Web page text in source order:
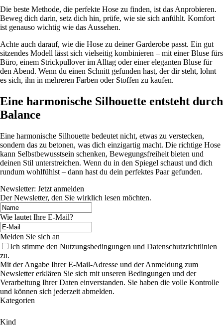
Die beste Methode, die perfekte Hose zu finden, ist das Anprobieren.
Beweg dich darin, setz dich hin, prüfe, wie sie sich anfühlt. Komfort
ist genauso wichtig wie das Aussehen.
Achte auch darauf, wie die Hose zu deiner Garderobe passt. Ein gut
sitzendes Modell lässt sich vielseitig kombinieren – mit einer Bluse fürs
Büro, einem Strickpullover im Alltag oder einer eleganten Bluse für
den Abend. Wenn du einen Schnitt gefunden hast, der dir steht, lohnt
es sich, ihn in mehreren Farben oder Stoffen zu kaufen.
Eine harmonische Silhouette entsteht durch
Balance
Eine harmonische Silhouette bedeutet nicht, etwas zu verstecken,
sondern das zu betonen, was dich einzigartig macht. Die richtige Hose
kann Selbstbewusstsein schenken, Bewegungsfreiheit bieten und
deinen Stil unterstreichen. Wenn du in den Spiegel schaust und dich
rundum wohlfühlst – dann hast du dein perfektes Paar gefunden.
Newsletter: Jetzt anmelden
Der Newsletter, den Sie wirklich lesen möchten.
Wie lautet Ihre E-Mail?
Melden Sie sich an
Ich stimme den Nutzungsbedingungen und Datenschutzrichtlinien
zu.
Mit der Angabe Ihrer E-Mail-Adresse und der Anmeldung zum
Newsletter erklären Sie sich mit unseren Bedingungen und der
Verarbeitung Ihrer Daten einverstanden. Sie haben die volle Kontrolle
und können sich jederzeit abmelden.
Kategorien
Kind